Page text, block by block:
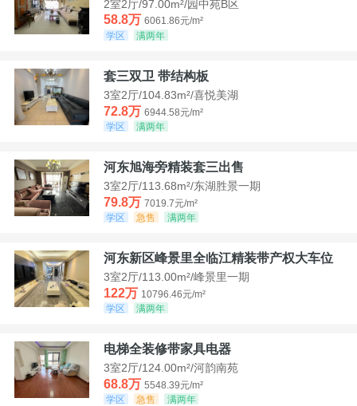
2室2厅/97.00m²/园中苑B区
58.8万 6061.86元/m²
学区
满两年
套三双卫 带结构板
3室2厅/104.83m²/喜悦美湖
72.8万 6944.58元/m²
学区
满两年
河东旭海旁精装套三出售
3室2厅/113.68m²/东湖胜景一期
79.8万 7019.7元/m²
学区
急售 满两年
河东新区峰景里全临江精装带产权大车位
3室2厅/113.00m²/峰景里一期
122万 10796.46元/m²
学区
满两年
电梯全装修带家具电器
3室2厅/124.00m²/河韵南苑
68.8万 5548.39元/m²
学区
急售 满两年